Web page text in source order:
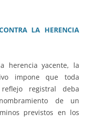
LA HERENCIA
herencia yacente, la
impone que toda
registral deba
de un
previstos en los